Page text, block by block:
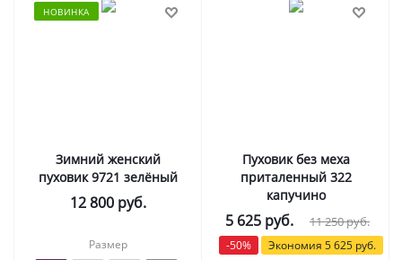
НОВИНКА
Зимний женский
пуховик 9721 зелёный
12 800 руб.
Размер
Пуховик без меха
приталенный 322
капучино
5 625 руб. 11 250руб.
-50% Экономия 5 625 руб.